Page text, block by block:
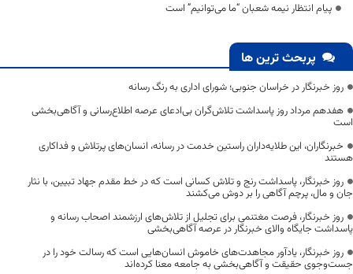
پیام انتظار نیمه شعبان “ما می‌توانیم” است
پربحث ترین ها
روز خبرنگار در خراسان جنوبی؛ شورای اداری به رنگ رسانه
هفدهم مرداد روز پاسداشت تلاش‌گران بی‌ادعای عرصه اطلاع‌رسانی و آگاهی‌بخشی
است
خبرنگاران، این طلایه‌داران راستین خدمت در رسانه، انسان‌های پرتلاش و فداکاری
هستند
روز خبرنگار، پاسداشت رنج و تلاش کسانی است که در خط مقدم جهاد تبیین، با نثار
جان و مال، پرچم آگاهی را بر دوش می‌کشند
روز خبرنگار، فرصت مغتنمی برای تجلیل از تلاش‌های ارزشمند اصحاب رسانه و
پاسداشت جایگاه والای خبرنگار در عرصه آگاهی‌بخشی
روز خبرنگار، یادآور مجاهدت‌های خاموش انسان‌هایی است که رسالت خود را در
جست‌وجوی حقیقت و آگاهی‌بخشی به جامعه معنا کرده‌اند